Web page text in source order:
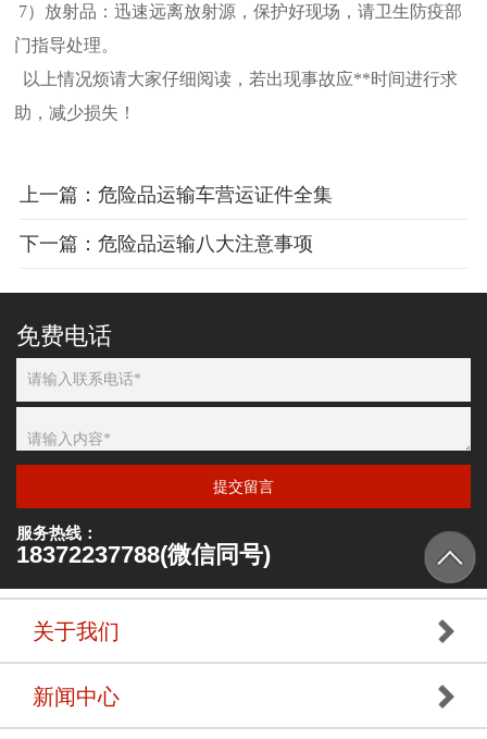
7）放射品：迅速远离放射源，保护好现场，请卫生防疫部
门指导处理。
以上情况烦请大家仔细阅读，若出现事故应**时间进行求
助，减少损失！
上一篇：危险品运输车营运证件全集
下一篇：危险品运输八大注意事项
免费电话
提交留言
服务热线：
18372237788(微信同号)
关于我们
新闻中心